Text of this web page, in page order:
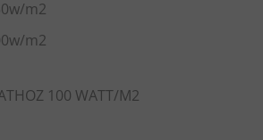
m2
m2
100 WATT/M2